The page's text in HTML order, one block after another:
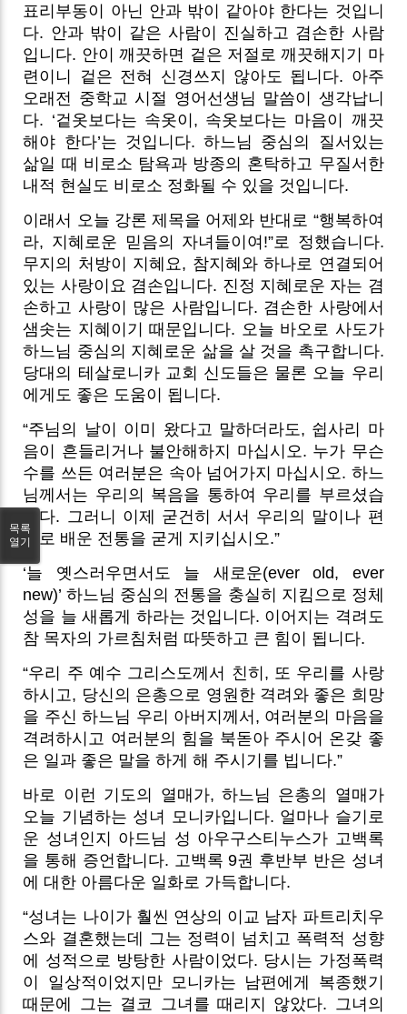
표리부동이 아닌 안과 밖이 같아야 한다는 것입니
다. 안과 밖이 같은 사람이 진실하고 겸손한 사람
입니다. 안이 깨끗하면 겉은 저절로 깨끗해지기 마
련이니 겉은 전혀 신경쓰지 않아도 됩니다. 아주
오래전 중학교 시절 영어선생님 말씀이 생각납니
다. ‘겉옷보다는 속옷이, 속옷보다는 마음이 깨끗
해야 한다’는 것입니다. 하느님 중심의 질서있는
삶일 때 비로소 탐욕과 방종의 혼탁하고 무질서한
내적 현실도 비로소 정화될 수 있을 것입니다.
이래서 오늘 강론 제목을 어제와 반대로 “행복하여
라, 지혜로운 믿음의 자녀들이여!”로 정했습니다.
무지의 처방이 지혜요, 참지혜와 하나로 연결되어
있는 사랑이요 겸손입니다. 진정 지혜로운 자는 겸
손하고 사랑이 많은 사람입니다. 겸손한 사랑에서
샘솟는 지혜이기 때문입니다. 오늘 바오로 사도가
하느님 중심의 지혜로운 삶을 살 것을 촉구합니다.
당대의 테살로니카 교회 신도들은 물론 오늘 우리
에게도 좋은 도움이 됩니다.
“주님의 날이 이미 왔다고 말하더라도, 쉽사리 마
음이 흔들리거나 불안해하지 마십시오. 누가 무슨
수를 쓰든 여러분은 속아 넘어가지 마십시오. 하느
님께서는 우리의 복음을 통하여 우리를 부르셨습
니다. 그러니 이제 굳건히 서서 우리의 말이나 편
지로 배운 전통을 굳게 지키십시오.”
‘늘 옛스러우면서도 늘 새로운(ever old, ever
new)’ 하느님 중심의 전통을 충실히 지킴으로 정체
성을 늘 새롭게 하라는 것입니다. 이어지는 격려도
참 목자의 가르침처럼 따뜻하고 큰 힘이 됩니다.
“우리 주 예수 그리스도께서 친히, 또 우리를 사랑
하시고, 당신의 은총으로 영원한 격려와 좋은 희망
을 주신 하느님 우리 아버지께서, 여러분의 마음을
격려하시고 여러분의 힘을 북돋아 주시어 온갖 좋
은 일과 좋은 말을 하게 해 주시기를 빕니다.”
바로 이런 기도의 열매가, 하느님 은총의 열매가
오늘 기념하는 성녀 모니카입니다. 얼마나 슬기로
운 성녀인지 아드님 성 아우구스티누스가 고백록
을 통해 증언합니다. 고백록 9권 후반부 반은 성녀
에 대한 아름다운 일화로 가득합니다.
“성녀는 나이가 훨씬 연상의 이교 남자 파트리치우
스와 결혼했는데 그는 정력이 넘치고 폭력적 성향
에 성적으로 방탕한 사람이었다. 당시는 가정폭력
이 일상적이었지만 모니카는 남편에게 복종했기
때문에 그는 결코 그녀를 때리지 않았다. 그녀의
목록
열기